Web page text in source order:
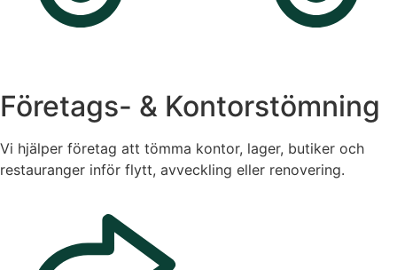
Företags- & Kontorstömning
Vi hjälper företag att tömma kontor, lager, butiker och
restauranger inför flytt, avveckling eller renovering.